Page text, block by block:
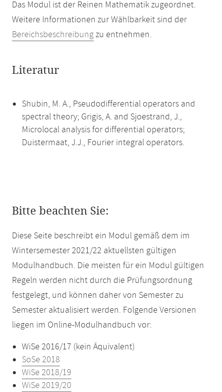
Das Modul ist der Reinen Mathematik zugeordnet.
Weitere Informationen zur Wählbarkeit sind der
Bereichsbeschreibungzu entnehmen.
Literatur
Shubin, M. A., Pseudodifferential operators and
spectral theory; Grigis, A. and Sjoestrand, J.,
Microlocal analysis for differential operators;
Duistermaat, J.J., Fourier integral operators.
Bitte beachten Sie:
Diese Seite beschreibt ein Modul gemäß dem im
Wintersemester 2021/22 aktuellsten gültigen
Modulhandbuch. Die meisten für ein Modul gültigen
Regeln werden nicht durch die Prüfungsordnung
festgelegt, und können daher von Semester zu
Semester aktualisiert werden. Folgende Versionen
liegen im Online-Modulhandbuch vor:
WiSe 2016/17 (kein Äquivalent)
SoSe 2018
WiSe 2018/19
WiSe 2019/20